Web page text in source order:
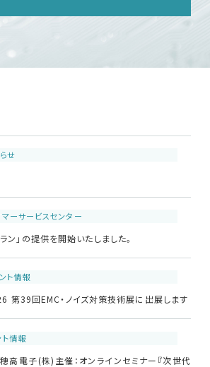
サポートデスク
会社概要
せ
マーサービスセンター
ン」の提供を開始いたしました。
ト情報
第39回EMC・ノイズ対策技術展に出展します
ト情報
高電子(株)主催：オンラインセミナー『次世代